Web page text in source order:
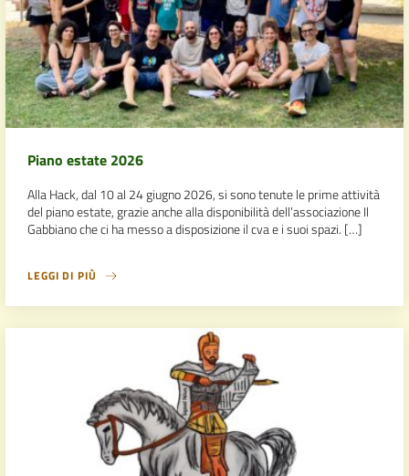
Piano estate 2026
Alla Hack, dal 10 al 24 giugno 2026, si sono tenute le prime attività
del piano estate, grazie anche alla disponibilità dell’associazione Il
Gabbiano che ci ha messo a disposizione il cva e i suoi spazi. […]
LEGGI DI PIÙ